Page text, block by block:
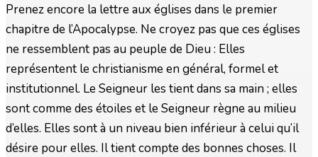
Prenez encore la lettre aux églises dans le premier
chapitre de l’Apocalypse. Ne croyez pas que ces églises
ne ressemblent pas au peuple de Dieu : Elles
représentent le christianisme en général, formel et
institutionnel. Le Seigneur les tient dans sa main ; elles
sont comme des étoiles et le Seigneur règne au milieu
d’elles. Elles sont à un niveau bien inférieur à celui qu’il
désire pour elles. Il tient compte des bonnes choses. Il